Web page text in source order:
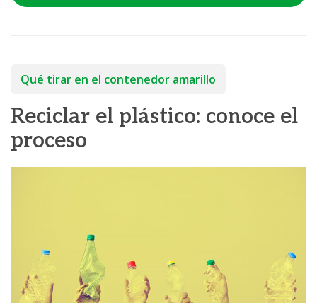
Qué tirar en el contenedor amarillo
Reciclar el plástico: conoce el
proceso